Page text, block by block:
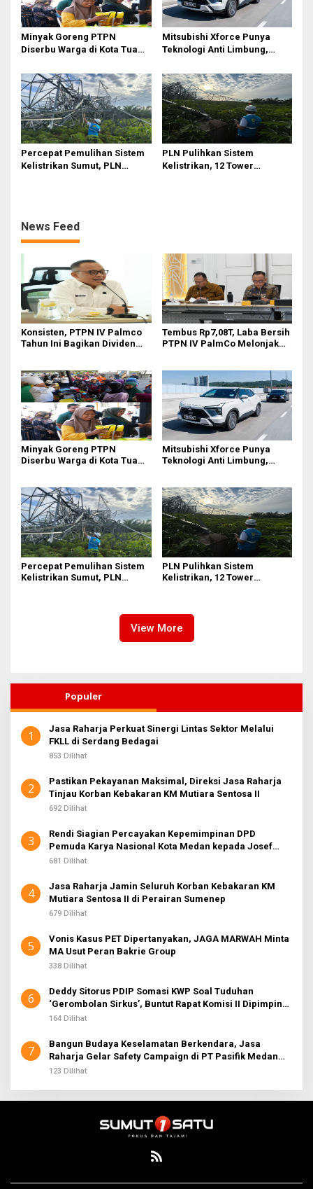
Minyak Goreng PTPN
Diserbu Warga di Kota Tua
Mitsubishi Xforce Punya
Teknologi Anti Limbung,
Percepat Pemulihan Sistem
Kelistrikan Sumut, PLN
PLN Pulihkan Sistem
Kelistrikan, 12 Tower
News Feed
Konsisten, PTPN IV Palmco
Tahun Ini Bagikan Dividen
Tembus Rp7,08T, Laba Bersih
PTPN IV PalmCo Melonjak
Efisiensi
Minyak Goreng PTPN
Diserbu Warga di Kota Tua
Mitsubishi Xforce Punya
Teknologi Anti Limbung,
Percepat Pemulihan Sistem
Kelistrikan Sumut, PLN
PLN Pulihkan Sistem
Kelistrikan, 12 Tower
View More
Populer
1
Jasa Raharja Perkuat Sinergi Lintas Sektor Melalui
FKLL di Serdang Bedagai
853 Dilihat
2
Pastikan Pekayanan Maksimal, Direksi Jasa Raharja
Tinjau Korban Kebakaran KM Mutiara Sentosa II
692 Dilihat
3
Rendi Siagian Percayakan Kepemimpinan DPD
Pemuda Karya Nasional Kota Medan kepada Josef
Sembiring
681 Dilihat
4
Jasa Raharja Jamin Seluruh Korban Kebakaran KM
Mutiara Sentosa II di Perairan Sumenep
679 Dilihat
5
Vonis Kasus PET Dipertanyakan, JAGA MARWAH Minta
MA Usut Peran Bakrie Group
338 Dilihat
6
Deddy Sitorus PDIP Somasi KWP Soal Tuduhan
‘Gerombolan Sirkus’, Buntut Rapat Komisi II Dipimpin
Sufmi Dasco Ahmad
164 Dilihat
7
Bangun Budaya Keselamatan Berkendara, Jasa
Raharja Gelar Safety Campaign di PT Pasifik Medan
Industri
123 Dilihat